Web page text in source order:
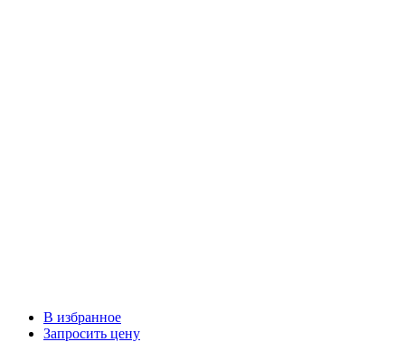
В избранное
Запросить цену